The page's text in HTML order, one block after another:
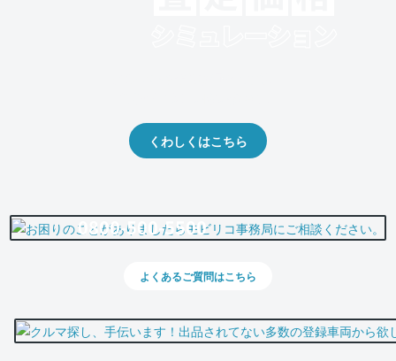
くわしくはこちら
0800-500-5500
よくあるご質問はこちら